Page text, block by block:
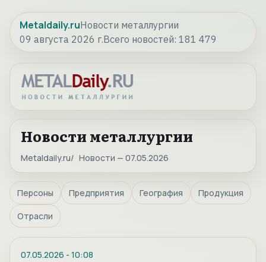
Metaldaily.ruНовости металлургии
09 августа 2026 г.Всего новостей: 181 479
Новости металлургии
Metaldaily.ru Новости — 07.05.2026
Персоны Предприятия География Продукция
Отрасли
07.05.2026 - 10:08